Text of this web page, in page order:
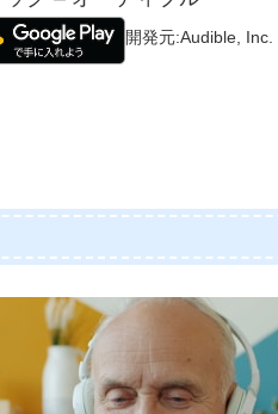
開発元:Audible, Inc.